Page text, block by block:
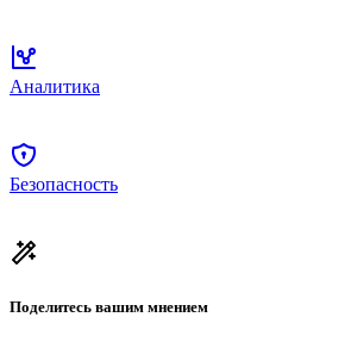
Аналитика
Безопасность
Поделитесь вашим мнением